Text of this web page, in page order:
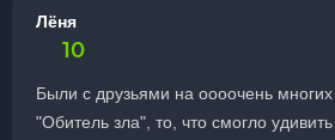
Лёня
10
Были с друзьями на оооочень
"Обитель зла", то, что смогло